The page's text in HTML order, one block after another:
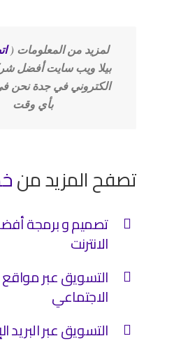
لمزيد من المعلومات (
بيلا ويب سايت أفضل
الكتروني في جدة نحن
بأي وقت
تصفح المزيد من
تصميم و برمجة
الانترنت
التسويق عبر
الاجتماعي
التسويق عبر البريد